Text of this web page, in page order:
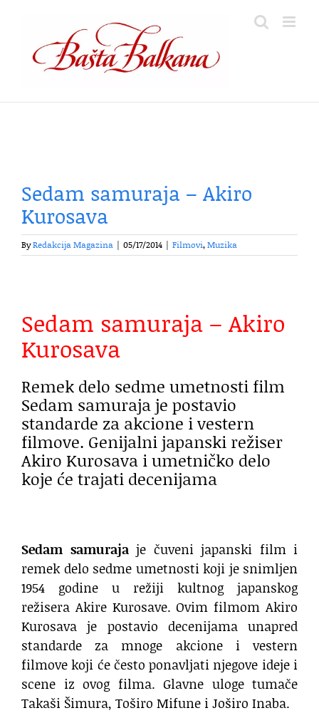
content
Sedam samuraja – Akiro
Kurosava
ByRedakcija Magazina 05/17/2014 Filmovi,Muzika
Sedam samuraja – Akiro
Kurosava
Remek delo sedme umetnosti film
Sedam samuraja je postavio
standarde za akcione i vestern
filmove. Genijalni japanski režiser
Akiro Kurosava i umetničko delo
koje će trajati decenijama
Sedam samurajaje čuveni japanski film i
remek delo sedme umetnosti koji je snimljen
1954 godine u režiji kultnog japanskog
režisera Akire Kurosave. Ovim filmom Akiro
Kurosava je postavio decenijama unapred
standarde za mnoge akcione i vestern
filmove koji će često ponavljati njegove ideje i
scene iz ovog filma. Glavne uloge tumače
Takaši Šimura, Toširo Mifune i Joširo Inaba.